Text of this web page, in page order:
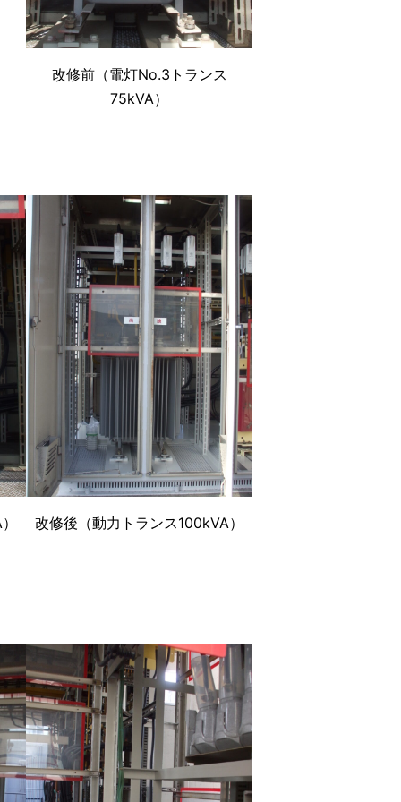
改修前（電灯No.3トランス
75kVA）
改修後（動力トランス100kVA）